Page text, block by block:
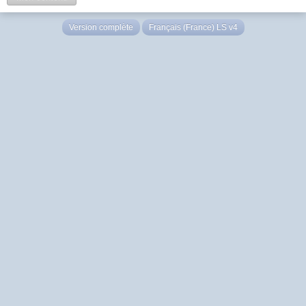
Version complète Français (France) LS v4